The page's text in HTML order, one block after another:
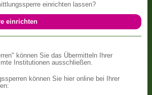
einrichten lassen?
einrichten
können Sie das Übermitteln Ihrer
Institutionen ausschließen.
können Sie hier online bei Ihrer